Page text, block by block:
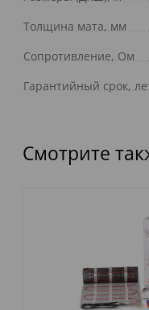
Толщина мата, мм
Сопротивление, Ом
Гарантийный срок,
Смотрите